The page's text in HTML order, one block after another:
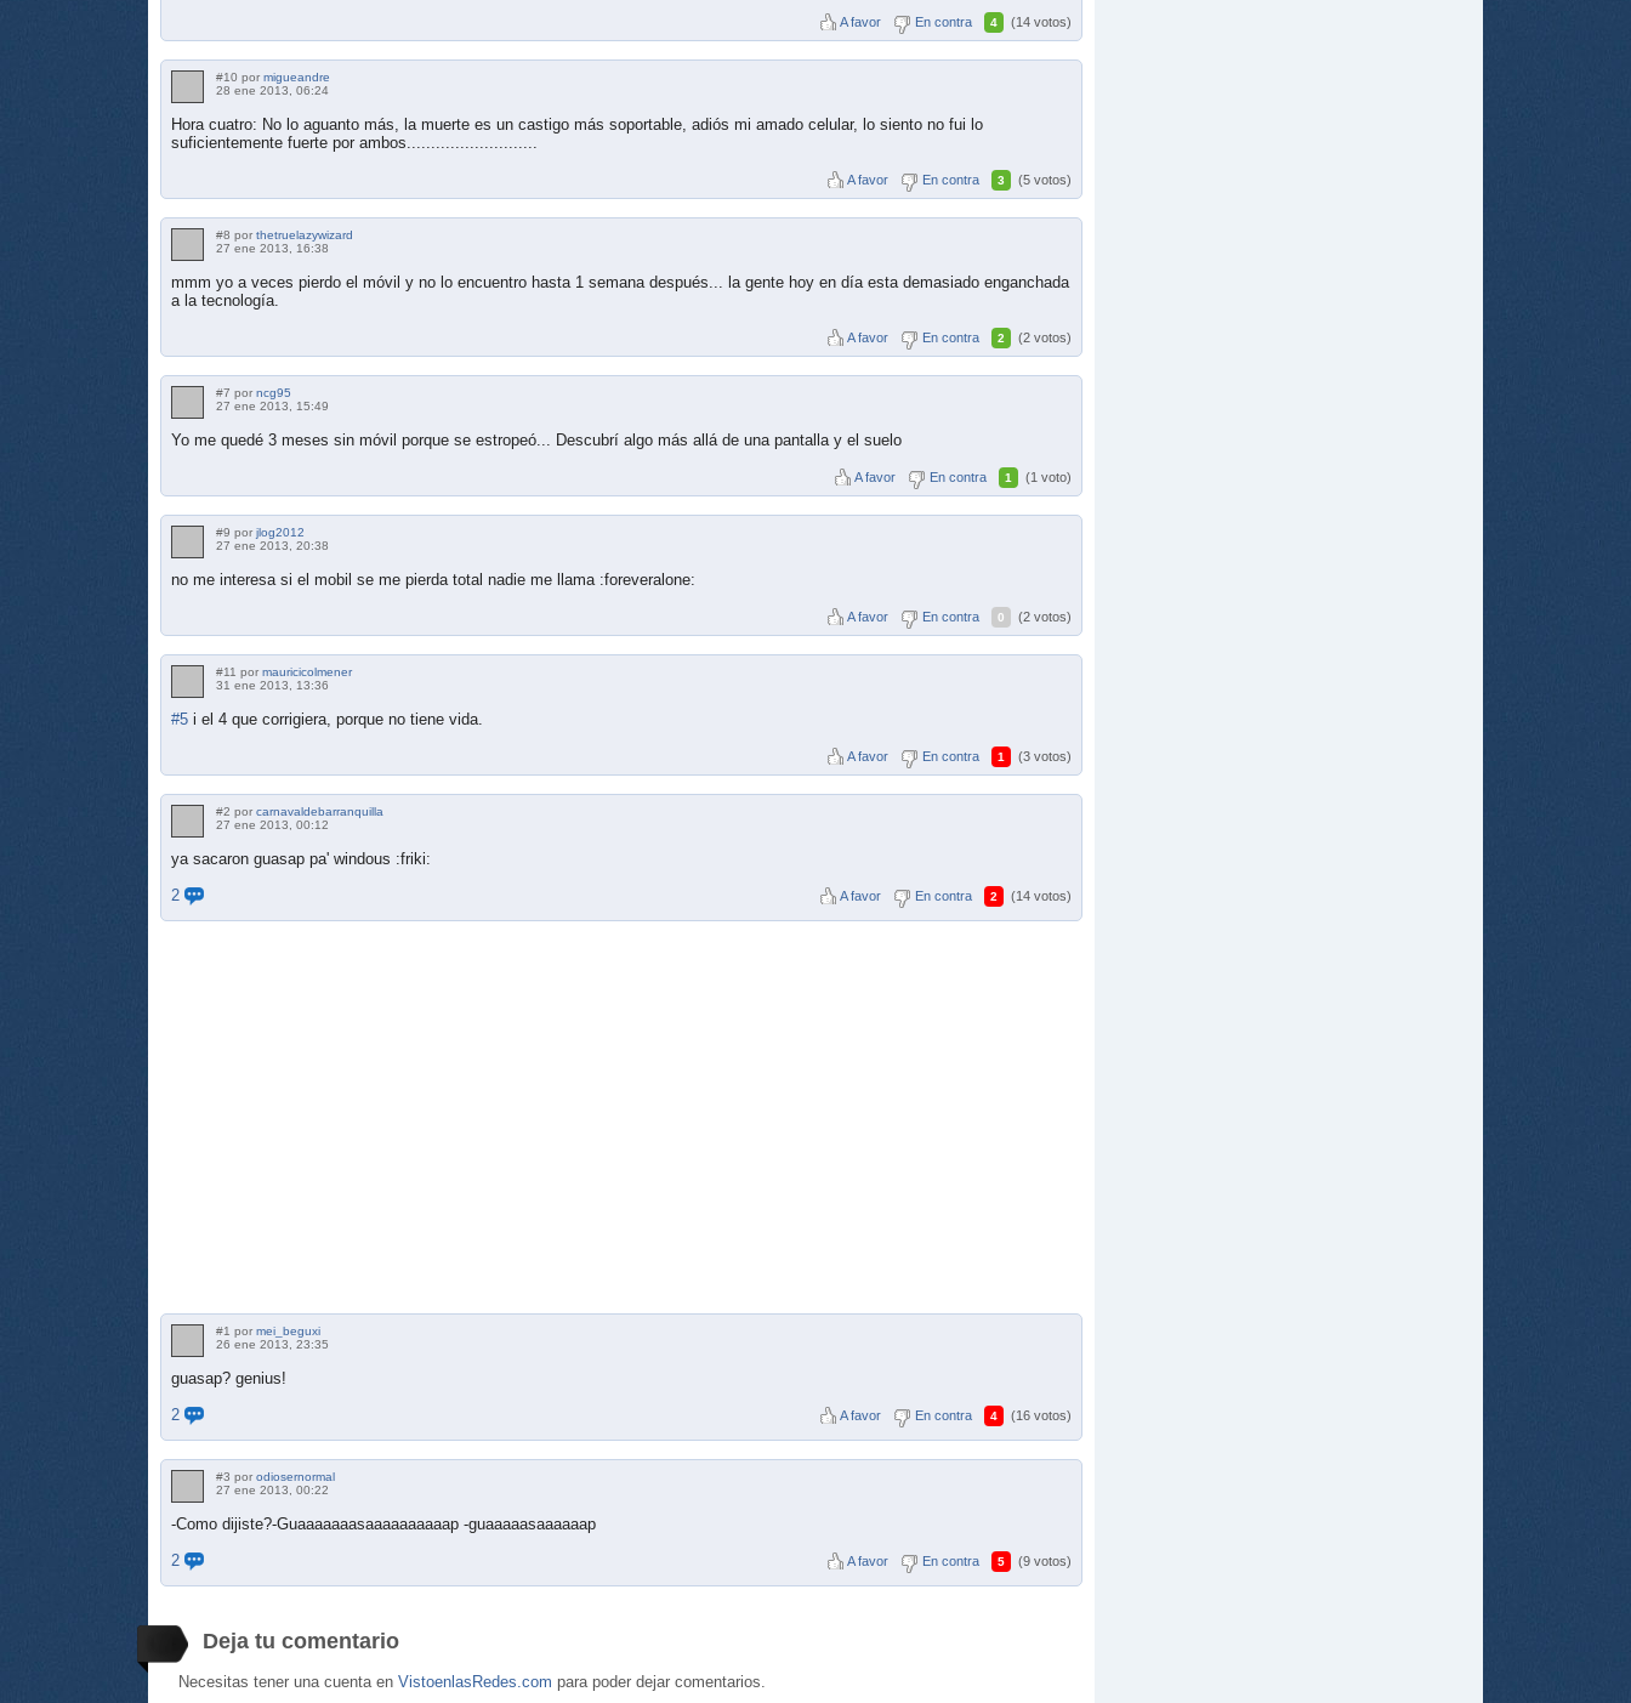
A favor En contra 4 (14 votos)
#10 por migueandre
28 ene 2013, 06:24
Hora cuatro: No lo aguanto más, la muerte es un castigo más soportable, adiós mi amado celular, lo siento no fui lo
suficientemente fuerte por ambos...........................
A favor En contra 3 (5 votos)
#8 por thetruelazywizard
27 ene 2013, 16:38
mmm yo a veces pierdo el móvil y no lo encuentro hasta 1 semana después... la gente hoy en día esta demasiado enganchada
a la tecnología.
A favor En contra 2 (2 votos)
#7 por ncg95
27 ene 2013, 15:49
Yo me quedé 3 meses sin móvil porque se estropeó... Descubrí algo más allá de una pantalla y el suelo
A favor En contra 1 (1 voto)
#9 por jlog2012
27 ene 2013, 20:38
no me interesa si el mobil se me pierda total nadie me llama :foreveralone:
A favor En contra 0 (2 votos)
#11 por mauricicolmener
31 ene 2013, 13:36
#5 i el 4 que corrigiera, porque no tiene vida.
A favor En contra 1 (3 votos)
#2 por carnavaldebarranquilla
27 ene 2013, 00:12
ya sacaron guasap pa' windous :friki:
2
A favor En contra 2 (14 votos)
#1 por mei_beguxi
26 ene 2013, 23:35
guasap? genius!
2
A favor En contra 4 (16 votos)
#3 por odiosernormal
27 ene 2013, 00:22
-Como dijiste?-Guaaaaaaasaaaaaaaaaap -guaaaaasaaaaaap
2
A favor En contra 5 (9 votos)
Deja tu comentario
Necesitas tener una cuenta en VistoenlasRedes.com para poder dejar comentarios.